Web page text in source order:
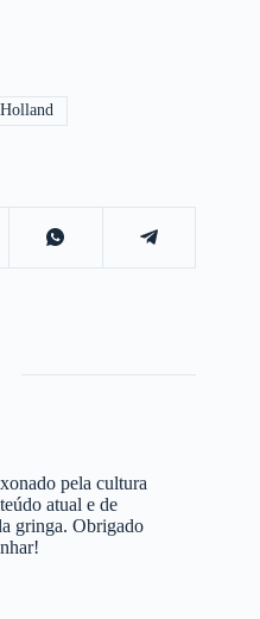
pela cultura
atual e de
gringa. Obrigado